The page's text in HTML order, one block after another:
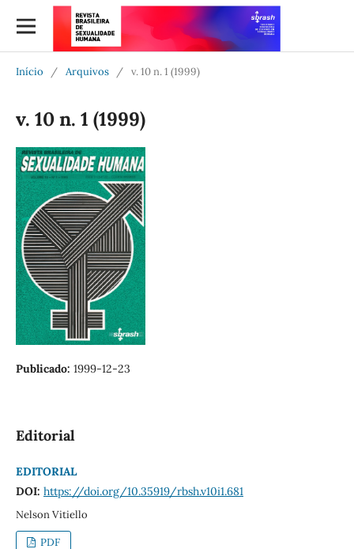
Início / Arquivos / v. 10 n. 1 (1999)
v. 10 n. 1 (1999)
Publicado: 1999-12-23
Editorial
EDITORIAL
DOI: https://doi.org/10.35919/rbsh.v10i1.681
Nelson Vitiello
PDF